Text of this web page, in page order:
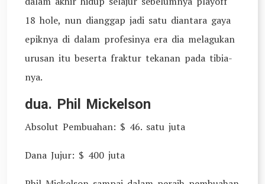
18 hole, nun dianggap jadi satu diantara gaya
epiknya di dalam profesinya era dia melagukan
urusan itu beserta fraktur tekanan pada tibia-
nya.
dua. Phil Mickelson
Absolut Pembuahan: $ 46. satu juta
Dana Jujur: $ 400 juta